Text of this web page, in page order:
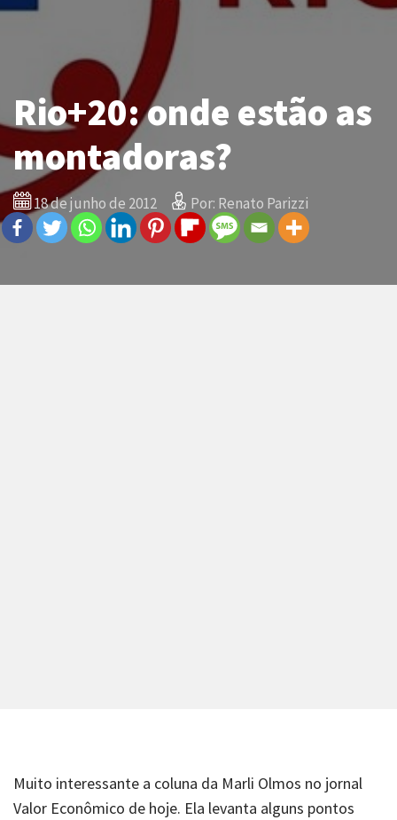
Rio+20: onde estão as
montadoras?
18 de junho de 2012 Por: Renato Parizzi
Muito interessante a coluna da Marli Olmos no jornal
Valor Econômico de hoje. Ela levanta alguns pontos